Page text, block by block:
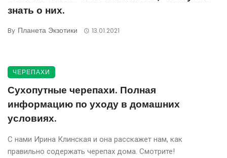
знать о них.
By Планета Экзотики 13.01.2021
ЧЕРЕПАХИ
Сухопутные черепахи. Полная
информацию по уходу в домашних
условиях.
С нами Ирина Клинская и она расскажет нам, как
правильно содержать черепах дома. Смотрите!